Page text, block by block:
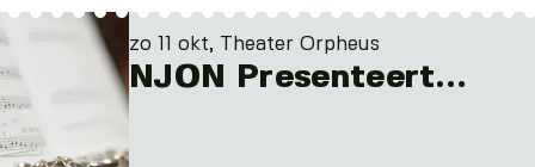
zo 11 okt, Theater Orpheus
NJON Presenteert…